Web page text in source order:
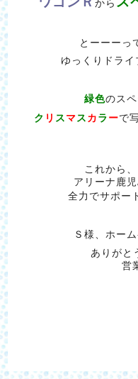
から
とーーーっ
ゆっくりドラ
緑色のス
ク リ スマスカラーで
これから
アリーナ鹿
全力でサポー
Ｓ様、ホー
ありがと
営